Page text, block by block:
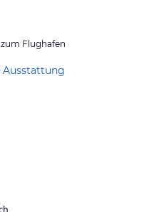
Flughafen
Ausstattung